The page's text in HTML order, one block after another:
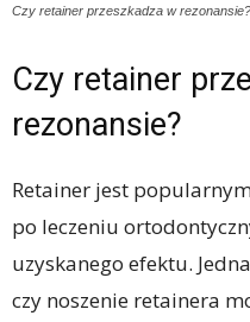
Czy retainer przeszkadza w rezonansie?
Czy retainer
rezonansie?
Retainer jest
po leczeniu
uzyskanego efektu.
czy noszenie retainera